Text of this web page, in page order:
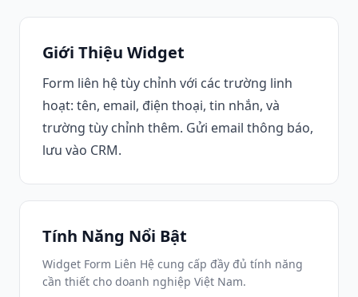
Giới Thiệu Widget
Form liên hệ tùy chỉnh với các trường linh
hoạt: tên, email, điện thoại, tin nhắn, và
trường tùy chỉnh thêm. Gửi email thông báo,
lưu vào CRM.
Tính Năng Nổi Bật
Widget Form Liên Hệ cung cấp đầy đủ tính năng
cần thiết cho doanh nghiệp Việt Nam.